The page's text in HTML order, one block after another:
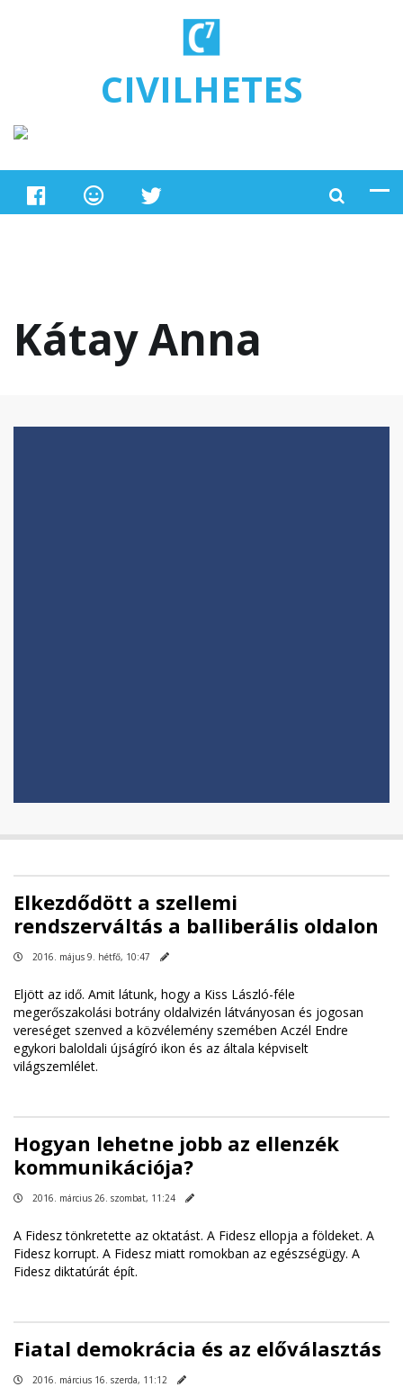
CIVILHETES
Kátay Anna
Elkezdődött a szellemi
rendszerváltás a balliberális oldalon
2016. május 9. hétfő, 10:47
Eljött az idő. Amit látunk, hogy a Kiss László-féle
megerőszakolási botrány oldalvizén látványosan és jogosan
vereséget szenved a közvélemény szemében Aczél Endre
egykori baloldali újságíró ikon és az általa képviselt
világszemlélet.
Hogyan lehetne jobb az ellenzék
kommunikációja?
2016. március 26. szombat, 11:24
A Fidesz tönkretette az oktatást. A Fidesz ellopja a földeket. A
Fidesz korrupt. A Fidesz miatt romokban az egészségügy. A
Fidesz diktatúrát épít.
Fiatal demokrácia és az előválasztás
2016. március 16. szerda, 11:12